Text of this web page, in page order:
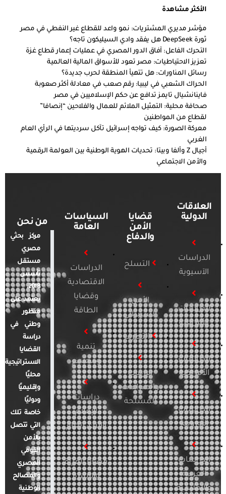
الأكثر مشاهدة
مؤشر مديري المشتريات: نمو واعد للقطاع غير النفطي في مصر
ثورة DeepSeek هل يفقد وادي السيليكون تاجه؟
التحرك الفاعل: آفاق الدور المصري في عمليات إعمار قطاع غزة
تعزيز الاحتياطيات: مصر تعود للأسواق المالية العالمية
رسائل المناورات: هل تتهيأ المنطقة لحرب جديدة؟
الحراك الشعبي في ليبيا: رقم صعب في معادلة أكثر صعوبة
فاينانشيال تايمز تدافع عن حكم الإسلاميين في مصر
صحافة محلية: التمثيل الملائم للعمال والفلاحين “إنصافا”
لقطاع من المواطنين
معركة الصورة: كيف تواجه إسرائيل تآكل سرديتها في الرأي العام
الغربي
أجيال Z وألفا وبيتا: تحديات الهوية الوطنية بين العولمة الرقمية
والأمن الاجتماعي
العلاقات
الدولية
الدراسات
الآسيوية
الدراسات
الأفريقية
الدراسات
الأمريكية
الدراسات
الأوروبية
الدراسات
العربية
والإقليمية
قضايا
الأمن
والدفاع
التسلح
الأمن
السيبراني
التطرف
الإرهاب
والصراعات
المسلحة
السياسات
العامة
الدراسات
الاقتصادية
وقضايا
الطاقة
تنمية
ومجتمع
دراسات
الإعلام
والرأي العام
قضايا المرأة
والأسرة
من نحن
مركز بحثي
مصري
مستقل
تأسس
2018.
يعتمد على
منظور
وطني في
دراسة
القضايا
الاستراتيجية
محليًا
وإقليميًا
ودوليًا
خاصة تلك
التي تتصل
بالأمن
القومي
المصري
والمصالح
الوطنية